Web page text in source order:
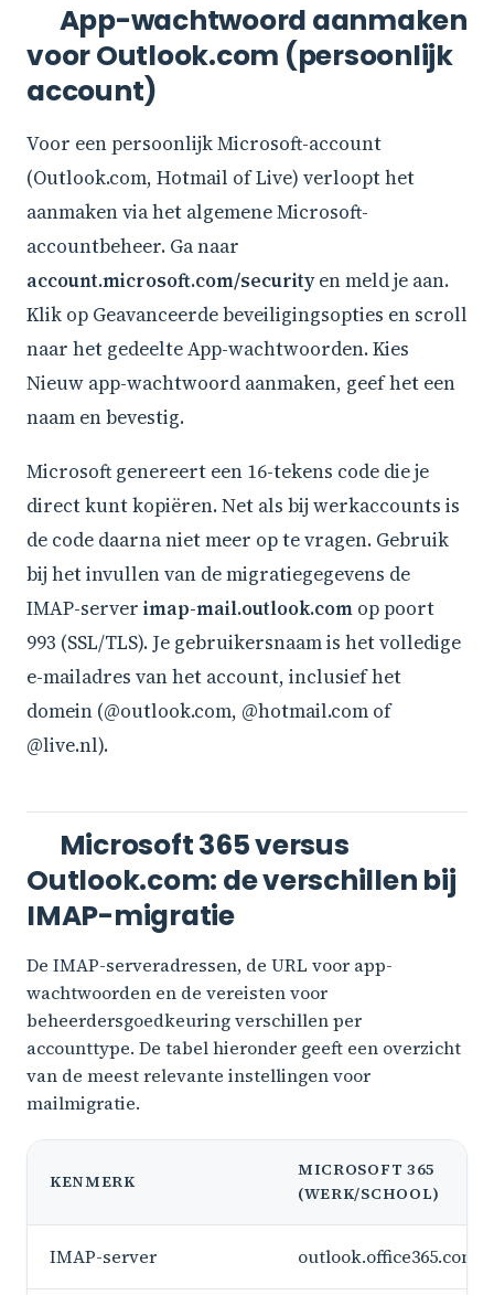
App-wachtwoord aanmaken
voor Outlook.com (persoonlijk
account)
Voor een persoonlijk Microsoft-account
(Outlook.com, Hotmail of Live) verloopt het
aanmaken via het algemene Microsoft-
accountbeheer. Ga naar
account.microsoft.com/securityen meld je aan.
Klik op Geavanceerde beveiligingsopties en scroll
naar het gedeelte App-wachtwoorden. Kies
Nieuw app-wachtwoord aanmaken, geef het een
naam en bevestig.
Microsoft genereert een 16-tekens code die je
direct kunt kopiëren. Net als bij werkaccounts is
de code daarna niet meer op te vragen. Gebruik
bij het invullen van de migratiegegevens de
IMAP-server imap-mail.outlook.com op poort
993 (SSL/TLS). Je gebruikersnaam is het volledige
e-mailadres van het account, inclusief het
domein (@outlook.com, @hotmail.com of
@live.nl).
Microsoft 365 versus
Outlook.com: de verschillen bij
IMAP-migratie
De IMAP-serveradressen, de URL voor app-
wachtwoorden en de vereisten voor
beheerdersgoedkeuring verschillen per
accounttype. De tabel hieronder geeft een overzicht
van de meest relevante instellingen voor
mailmigratie.
KENMERK
MICROSOFT 365
(WERK/SCHOOL)
IMAP-server outlook.office365.com